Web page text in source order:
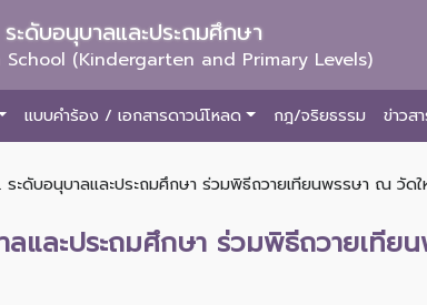
ะดับอนุบาลและประถมศึกษา
(Kindergarten and Primary Levels)
แบบคำร้อง / เอกสารดาวน์โหลด กฎ/จริยธรรม ข่าวส
ระดับอนุบาลและประถมศึกษา ร่วมพิธีถวายเทียนพรรษา ณ วัดใ
ลและประถมศึกษา ร่วมพิธีถวายเที